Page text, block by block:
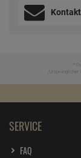
Kontakt
*
SERVICE
FAQ